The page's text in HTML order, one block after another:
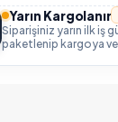
Yarın Kargolanır
Siparişiniz yarın ilk iş
paketlenip kargoya